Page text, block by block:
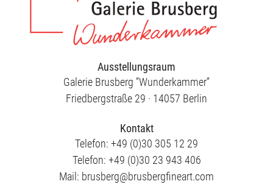
Ausstellungsraum
Galerie Brusberg ”Wunderkammer”
Friedbergstraße 29 · 14057 Berlin
Kontakt
Telefon: +49 (0)30 305 12 29
Telefon: +49 (0)30 23 943 406
Mail: brusberg@brusbergfineart.com